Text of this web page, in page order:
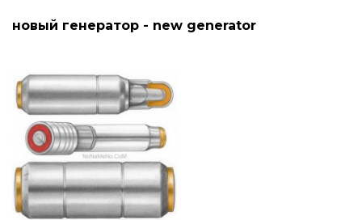
новый генератор - new generator